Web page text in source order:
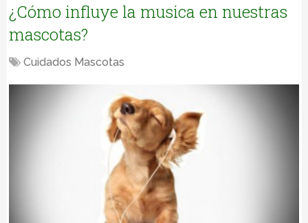
¿Cómo influye la musica en nuestras
mascotas?
Cuidados Mascotas